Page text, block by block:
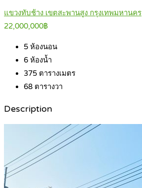
แขวงทับช้าง เขตสะพานสูง กรุงเทพมหานคร
22,000,000฿
5 ห้องนอน
6 ห้องน้ำ
375 ตารางเมตร
68 ตารางวา
Description